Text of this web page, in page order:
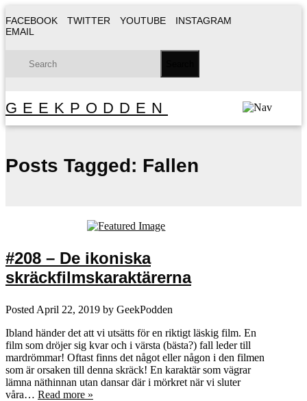
FACEBOOK TWITTER YOUTUBE
INSTAGRAM
EMAIL
GEEKPODDEN
Posts Tagged: Fallen
#208 – De ikoniska
skräckfilmskaraktärerna
Posted April 22, 2019 by GeekPodden
Ibland händer det att vi utsätts för en riktigt läskig film. En
film som dröjer sig kvar och i värsta (bästa?) fall leder till
mardrömmar! Oftast finns det något eller någon i den filmen
som är orsaken till denna skräck! En karaktär som vägrar
lämna näthinnan utan dansar där i mörkret när vi sluter
våra… Read more »